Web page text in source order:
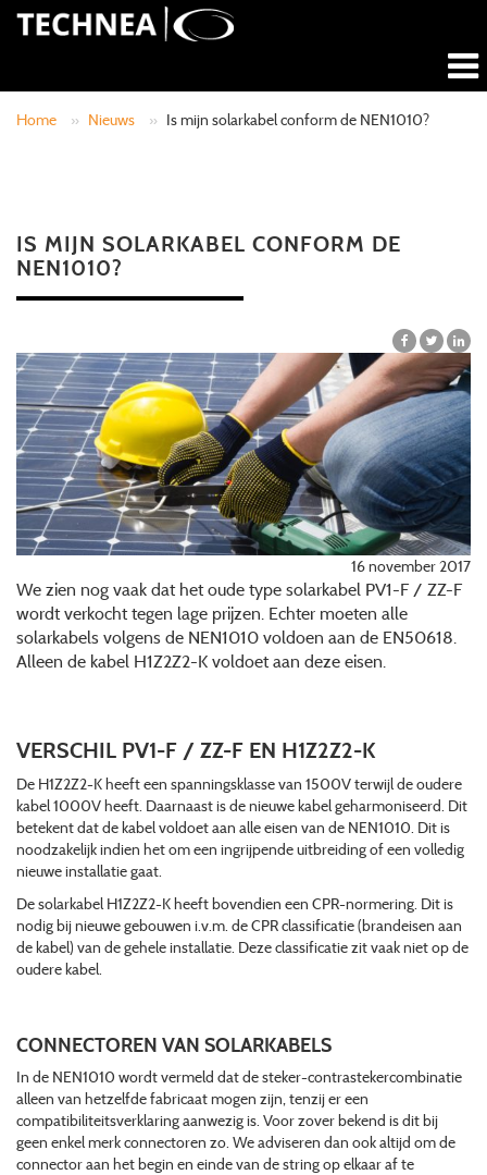
Home » Nieuws » Is mijn solarkabel conform de NEN1010?
IS MIJN SOLARKABEL CONFORM DE
NEN1010?
16 november 2017
We zien nog vaak dat het oude type solarkabel PV1-F / ZZ-F
wordt verkocht tegen lage prijzen. Echter moeten alle
solarkabels volgens de NEN1010 voldoen aan de EN50618.
Alleen de kabel H1Z2Z2-K voldoet aan deze eisen.
VERSCHIL PV1-F / ZZ-F EN H1Z2Z2-K
De H1Z2Z2-K heeft een spanningsklasse van 1500V terwijl de oudere
kabel 1000V heeft. Daarnaast is de nieuwe kabel geharmoniseerd. Dit
betekent dat de kabel voldoet aan alle eisen van de NEN1010. Dit is
noodzakelijk indien het om een ingrijpende uitbreiding of een volledig
nieuwe installatie gaat.
De solarkabel H1Z2Z2-K heeft bovendien een CPR-normering. Dit is
nodig bij nieuwe gebouwen i.v.m. de CPR classificatie (brandeisen aan
de kabel) van de gehele installatie. Deze classificatie zit vaak niet op de
oudere kabel.
CONNECTOREN VAN SOLARKABELS
In de NEN1010 wordt vermeld dat de steker-contrastekercombinatie
alleen van hetzelfde fabricaat mogen zijn, tenzij er een
compatibiliteitsverklaring aanwezig is. Voor zover bekend is dit bij
geen enkel merk connectoren zo. We adviseren dan ook altijd om de
connector aan het begin en einde van de string op elkaar af te